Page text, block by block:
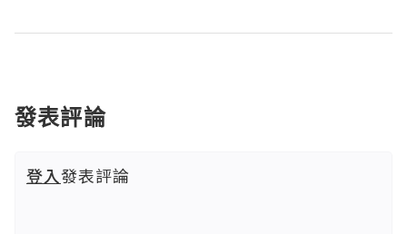
發表評論
登入發表評論